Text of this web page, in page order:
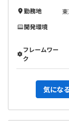
勤務地
開発環境
フレームワー
ク
気にな